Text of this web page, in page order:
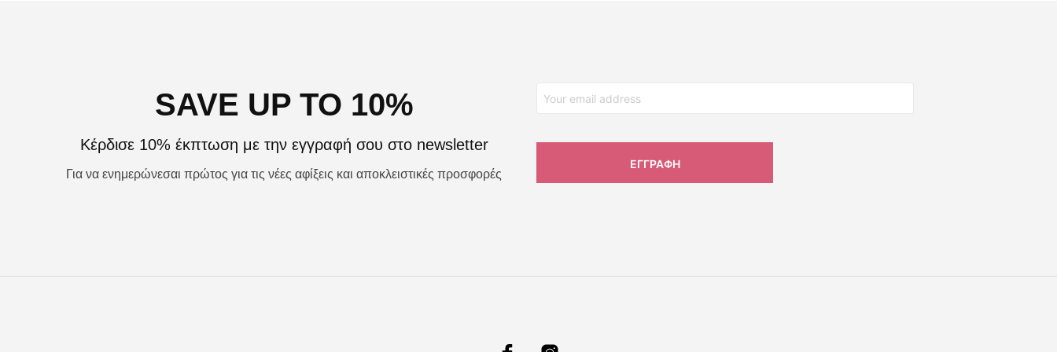
SAVE UP TO 10%
Κέρδισε 10% έκπτωση με την εγγραφή σου στο newsletter
Για να ενημερώνεσαι πρώτος για τις νέες αφίξεις και αποκλειστικές προσφορές